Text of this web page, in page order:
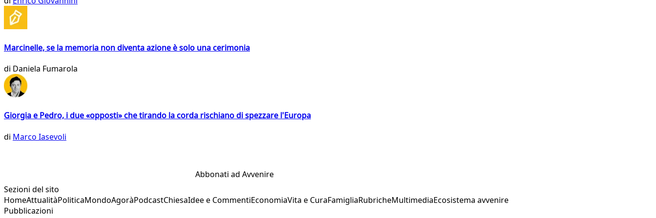
Marcinelle, se la memoria non diventa azione è solo una cerimonia
di Daniela Fumarola
Giorgia e Pedro, i due «opposti» che tirando la corda rischiano di spezzare l'Europa
di Marco Iasevoli
Abbonati ad Avvenire
Sezioni del sito
HomeAttualitàPoliticaMondoAgoràPodcastChiesaIdee e CommentiEconomiaVita e CuraFamigliaRubricheMultimediaEcosistema avvenire
Pubblicazioni